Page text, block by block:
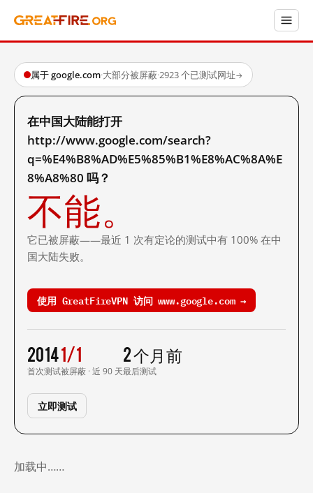
属于 google.com·大部分被屏蔽·2923 个已测试网址→
在中国大陆能打开
http://www.google.com/search?
q=%E4%B8%AD%E5%85%B1%E8%AC%8A%E
8%A8%80 吗？
不能。
它已被屏蔽——最近 1 次有定论的测试中有 100% 在中
国大陆失败。
使用 GreatFireVPN 访问 www.google.com →
2014
首次测试
1/1
被屏蔽 · 近 90 天
2 个月前
最后测试
立即测试
加载中……